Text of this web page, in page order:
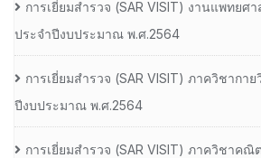
การเยี่ยมสํารวจ (SAR VISIT) งานแพทย
ประจําปีงบประมาณ พ.ศ.2564
การเยี่ยมสํารวจ (SAR VISIT) ภาควิชากา
ปีงบประมาณ พ.ศ.2564
การเยี่ยมสํารวจ (SAR VISIT) ภาควิชาคณิ